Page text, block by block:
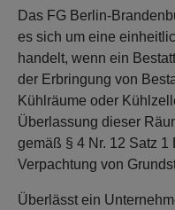
Das FG Berlin-
es sich um eine
handelt, wenn ein
der Erbringung von
Kühlräume oder
Überlassung dieser
gemäß § 4 Nr. 12 Satz 1
Verpachtung von
Überlässt ein